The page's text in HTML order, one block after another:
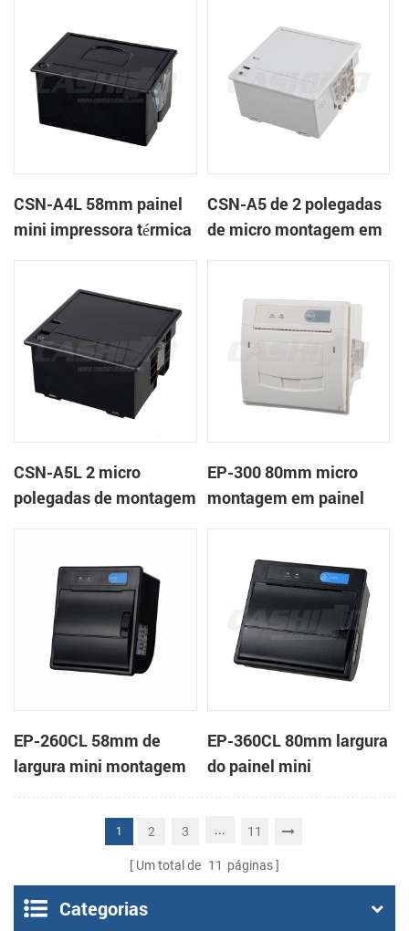
CSN-A4L 58mm painel
mini impressora térmica
CSN-A5 de 2 polegadas
de micro montagem em
CSN-A5L 2 micro
polegadas de montagem
EP-300 80mm micro
montagem em painel
EP-260CL 58mm de
largura mini montagem
em painel impressora
térmica com a auto-
EP-360CL 80mm largura
do painel mini
impressora térmica com
1 2 3 ... 11
Um total de 11 páginas
Categorias